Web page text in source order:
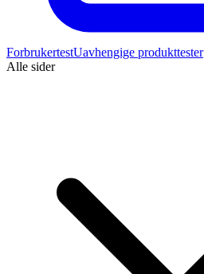
ForbrukertestUavhengige produkttester
Alle sider